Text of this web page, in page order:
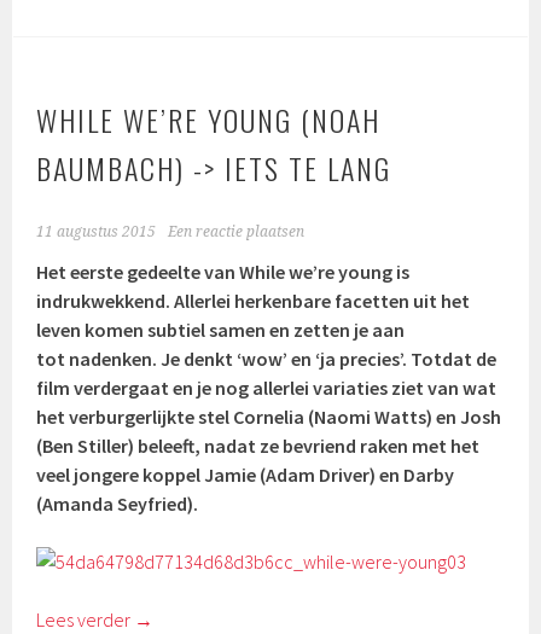
WHILE WE’RE YOUNG (NOAH
BAUMBACH) -> IETS TE LANG
11 augustus 2015 Een reactie plaatsen
Het eerste gedeelte van While we’re young is
indrukwekkend. Allerlei herkenbare facetten uit het
leven komen subtiel samen en zetten je aan
tot nadenken. Je denkt ‘wow’ en ‘ja precies’. Totdat de
film verdergaat en je nog allerlei variaties ziet van wat
het verburgerlijkte stel Cornelia (Naomi Watts) en Josh
(Ben Stiller) beleeft, nadat ze bevriend raken met het
veel jongere koppel Jamie (Adam Driver) en Darby
(Amanda Seyfried).
Lees verder →